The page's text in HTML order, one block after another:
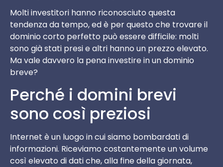
Molti investitori hanno riconosciuto questa
tendenza da tempo, ed è per questo che trovare il
dominio corto perfetto può essere difficile: molti
sono già stati presi e altri hanno un prezzo elevato.
Ma vale davvero la pena investire in un dominio
breve?
Perché i domini brevi
sono così preziosi
Internet è un luogo in cui siamo bombardati di
informazioni. Riceviamo costantemente un volume
così elevato di dati che, alla fine della giornata,